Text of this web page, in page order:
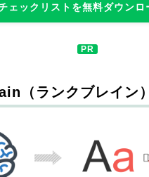
ェックリストを無料ダウンロ
（ランクブレイン